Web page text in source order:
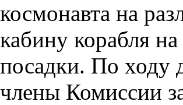
космонавта на
кабину корабля
посадки. По ходу
члены Комиссии